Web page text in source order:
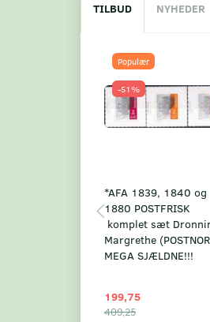
TILBUD NYHEDER
Populær
-51%
*AFA 1839, 1840 og
1880 POSTFRISK
komplet sæt
Margrethe
MEGA SJÆLDNE!!!
199,75
409,25